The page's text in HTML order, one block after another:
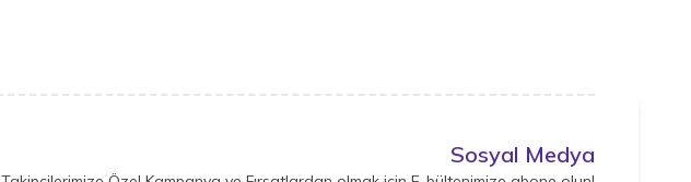
Sosyal Medya